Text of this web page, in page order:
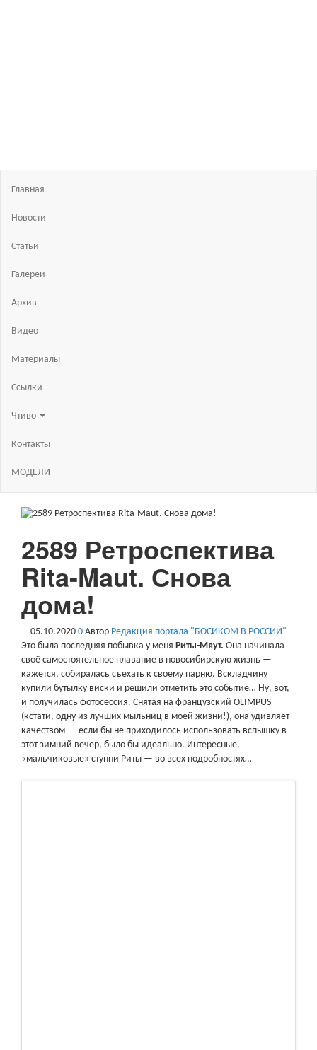
Главная
Новости
Статьи
Галереи
Архив
Видео
Материалы
Ссылки
Чтиво
Контакты
МОДЕЛИ
2589 Ретроспектива
Rita-Maut. Снова
дома!
05.10.2020 0 Автор Редакция портала "БОСИКОМ В РОССИИ"
Это была последняя побывка у меня Риты-Мяут. Она начинала
своё самостоятельное плавание в новосибирскую жизнь —
кажется, собиралась съехать к своему парню. Вскладчину
купили бутылку виски и решили отметить это событие… Ну, вот,
и получилась фотосессия. Снятая на французский OLIMPUS
(кстати, одну из лучших мыльниц в моей жизни!), она удивляет
качеством — если бы не приходилось использовать вспышку в
этот зимний вечер, было бы идеально. Интересные,
«мальчиковые» ступни Риты — во всех подробностях…